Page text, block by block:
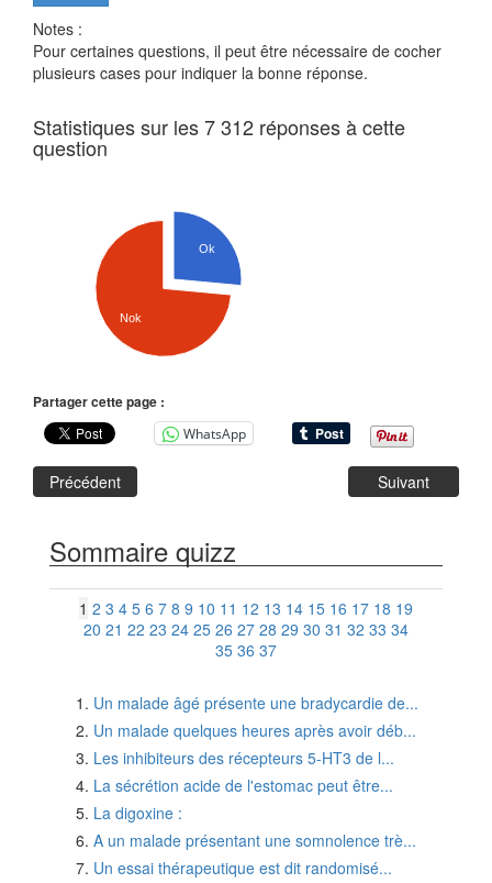
Notes :
Pour certaines questions, il peut être nécessaire de cocher
plusieurs cases pour indiquer la bonne réponse.
Statistiques sur les 7 312 réponses à cette
question
Ok
Nok
Partager cette page :
WhatsApp
Précédent Suivant
Sommaire quizz
1 2 3 4 5 6 7 8 9 10 11 12 13 14 15 16 17 18 19
20 21 22 23 24 25 26 27 28 29 30 31 32 33 34
35 36 37
Un malade âgé présente une bradycardie de...
Un malade quelques heures après avoir déb...
Les inhibiteurs des récepteurs 5-HT3 de l...
La sécrétion acide de l'estomac peut être...
La digoxine :
A un malade présentant une somnolence trè...
Un essai thérapeutique est dit randomisé...